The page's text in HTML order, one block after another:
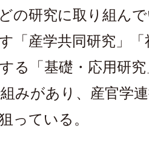
の研究に取り組ん
「産学共同研究」
る「基礎・応用研
みがあり、産官学
っている。